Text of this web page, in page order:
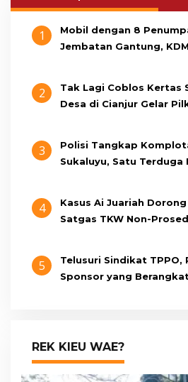
1
Mobil dengan 8
Jembatan Gantung,
2
Tak Lagi Coblos Kertas
Desa di Cianjur Gelar
3
Polisi Tangkap
Sukaluyu, Satu Terduga
4
Kasus Ai Juariah
Satgas TKW Non-
5
Telusuri Sindikat TPPO,
Sponsor yang
REK KIEU WAE?